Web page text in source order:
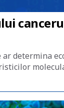
determina